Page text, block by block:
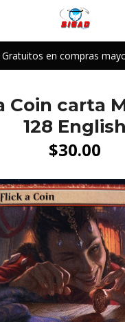
Gratuitos en compras
Coin carta
128 English
$30.00